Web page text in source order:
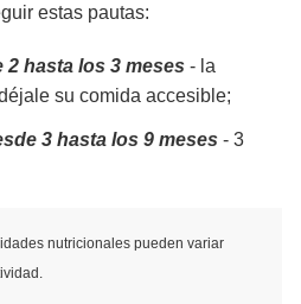
estas pautas:
hasta los 3 meses - la
su comida accesible;
3 hasta los 9 meses - 3
nutricionales pueden variar